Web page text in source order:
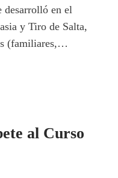
desarrolló en el
y Tiro de Salta,
(familiares,…
al Curso